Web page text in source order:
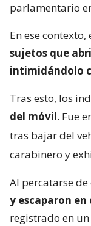
parlamentario
En ese
sujetos que
intimidándolo
Tras esto, los
del móvil. Fue
tras bajar del
carabinero y
Al percatarse de
y escaparon
registrado en